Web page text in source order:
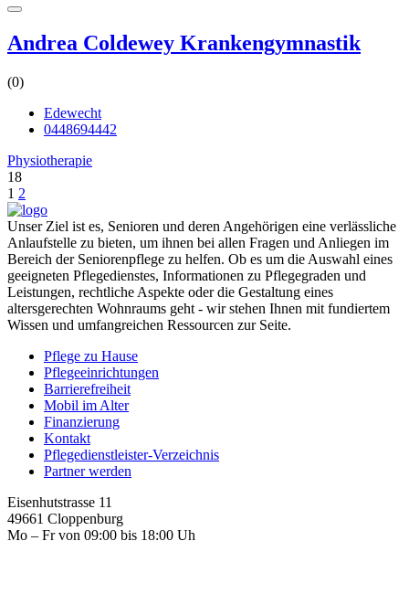
Andrea Coldewey Krankengymnastik
(0)
Edewecht
0448694442
Physiotherapie
18
1 2
Unser Ziel ist es, Senioren und deren Angehörigen eine verlässliche
Anlaufstelle zu bieten, um ihnen bei allen Fragen und Anliegen im
Bereich der Seniorenpflege zu helfen. Ob es um die Auswahl eines
geeigneten Pflegedienstes, Informationen zu Pflegegraden und
Leistungen, rechtliche Aspekte oder die Gestaltung eines
altersgerechten Wohnraums geht - wir stehen Ihnen mit fundiertem
Wissen und umfangreichen Ressourcen zur Seite.
Pflege zu Hause
Pflegeeinrichtungen
Barrierefreiheit
Mobil im Alter
Finanzierung
Kontakt
Pflegedienstleister-Verzeichnis
Partner werden
Eisenhutstrasse 11
49661 Cloppenburg
Mo – Fr von 09:00 bis 18:00 Uh